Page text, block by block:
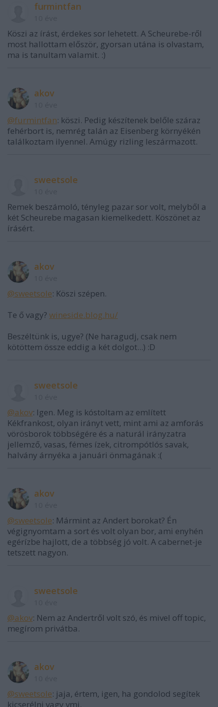
furmintfan
Köszi az írást, érdekes sor lehetett. A Scheurebe-ről
most hallottam először, gyorsan utána is olvastam,
ma is tanultam valamit. :)
akov
@furmintfan: köszi. Pedig készítenek belőle száraz
fehérbort is, nemrég talán az Eisenberg környékén
találkoztam ilyennel. Amúgy rizling leszármazott.
sweetsole
Remek beszámoló, tényleg pazar sor volt, melyből a
két Scheurebe magasan kiemelkedett. Köszönet az
írásért.
akov
@sweetsole: Köszi szépen.
Te ő vagy? wineside.blog.hu/
Beszéltünk is, ugye? (Ne haragudj, csak nem
kötöttem össze eddig a két dolgot...) :D
sweetsole
@akov: Igen. Meg is kóstoltam az említett
Kékfrankost, olyan irányt vett, mint ami az amforás
vörösborok többségére és a naturál irányzatra
jellemző, vasas, fémes ízek, citrompótlós savak,
halvány árnyéka a januári önmagának :(
akov
@sweetsole: Mármint az Andert borokat? Én
végignyomtam a sort és volt olyan bor, ami enyhén
egérízbe hajlott, de a többség jó volt. A cabernet-je
tetszett nagyon.
sweetsole
@akov: Nem az Andertről volt szó, és mivel off topic,
megírom privátba.
akov
@sweetsole: jaja, értem, igen, ha gondolod segítek
kicserélni vagy vmi.